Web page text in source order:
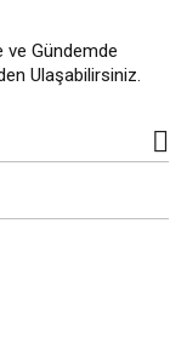
ve Gündemde
Ulaşabilirsiniz.